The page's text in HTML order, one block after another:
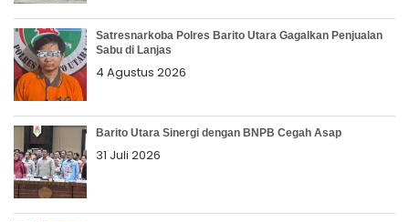
Satresnarkoba Polres Barito Utara Gagalkan Penjualan
Sabu di Lanjas
4 Agustus 2026
Barito Utara Sinergi dengan BNPB Cegah Asap
31 Juli 2026